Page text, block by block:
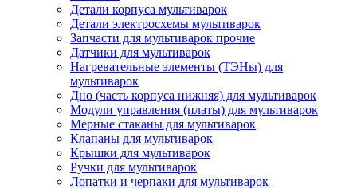
Детали корпуса мультиварок
Детали электросхемы мультиварок
Запчасти для мультиварок прочие
Датчики для мультиварок
Нагревательные элементы (ТЭНы) для
мультиварок
Дно (часть корпуса нижняя) для мультиварок
Модули управления (платы) для мультиварок
Мерные стаканы для мультиварок
Клапаны для мультиварок
Крышки для мультиварок
Ручки для мультиварок
Лопатки и черпаки для мультиварок